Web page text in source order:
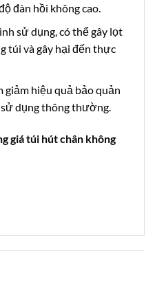
đàn hồi không cao.
sử dụng, có thể gây lọt
túi và gây hại đến thực
giảm hiệu quả bảo quản
dụng thông thường.
giá túi hút chân không